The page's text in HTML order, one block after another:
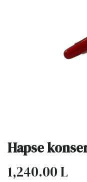
Hapse
1,240.00L